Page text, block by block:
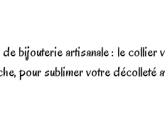
artisanale : le collier
pour sublimer votre décolleté